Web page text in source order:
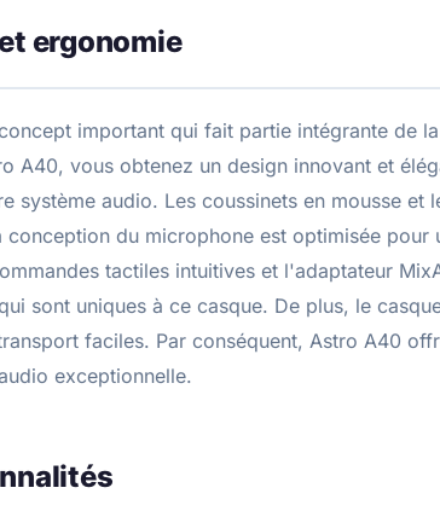
ergonomie
important qui fait partie intégrante de
A40, vous obtenez un design innovant et
système audio. Les coussinets en mousse et
du microphone est optimisée pour
tactiles intuitives et l'adaptateur
sont uniques à ce casque. De plus, le
faciles. Par conséquent, Astro A40
exceptionnelle.